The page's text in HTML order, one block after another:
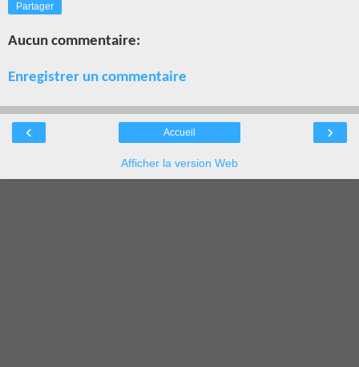
Partager
Aucun commentaire:
Enregistrer un commentaire
‹ ›
Accueil
Afficher la version Web